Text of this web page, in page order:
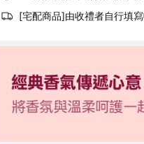
[宅配商品]由收禮者自行填